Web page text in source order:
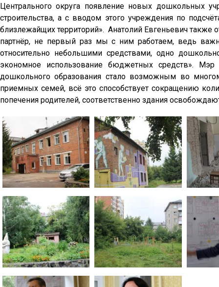
Центрального округа появление новых дошкольных
строительства, а с вводом этого учреждения по
близлежайщих территорий». Анатолий Евгеньевич также
партнёр, не первый раз мы с ним работаем, ведь
относительно небольшими средствами, одно
экономное использование бюджетных средств».
дошкольного образования стало возможным во
приемных семей, всё это способствует сокращению
попечения родителей, соответственно здания